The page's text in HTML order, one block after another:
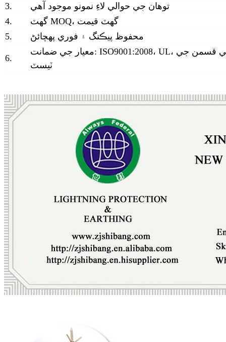
3.
توهان جي حوالي لاءِ نمونو موجود آهي
4.
گھٽ MOQ، گھٽ قيمت
5.
محفوظ پيڪنگ ۽ فوري پهچائڻ
6.
معيار جي ضمانت: ISO9001:2008، UL، سڀني قسمن جي
ٽيسٽ